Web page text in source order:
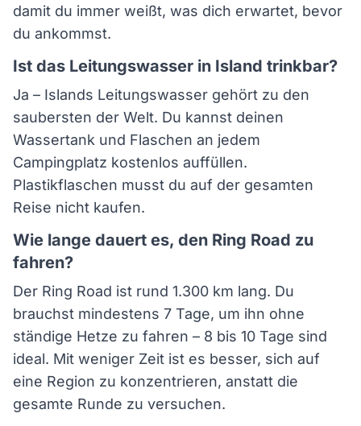
damit du immer weißt, was dich erwartet, bevor
du ankommst.
Ist das Leitungswasser in Island trinkbar?
Ja – Islands Leitungswasser gehört zu den
saubersten der Welt. Du kannst deinen
Wassertank und Flaschen an jedem
Campingplatz kostenlos auffüllen.
Plastikflaschen musst du auf der gesamten
Reise nicht kaufen.
Wie lange dauert es, den Ring Road zu
fahren?
Der Ring Road ist rund 1.300 km lang. Du
brauchst mindestens 7 Tage, um ihn ohne
ständige Hetze zu fahren – 8 bis 10 Tage sind
ideal. Mit weniger Zeit ist es besser, sich auf
eine Region zu konzentrieren, anstatt die
gesamte Runde zu versuchen.